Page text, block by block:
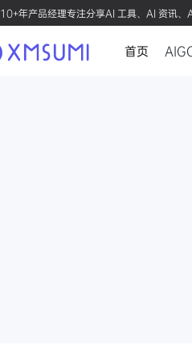
10+年产品经理专注分享AI 工具、AI 资讯
首页